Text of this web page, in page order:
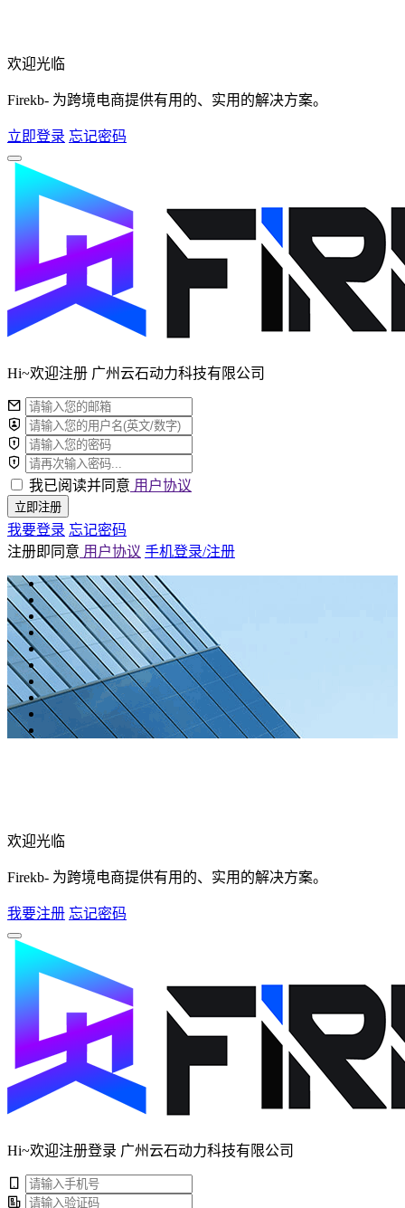
欢迎光临
Firekb- 为跨境电商提供有用的、实用的解决方案。
立即登录 忘记密码
Hi~欢迎注册 广州云石动力科技有限公司
我已阅读并同意 用户协议
立即注册
我要登录 忘记密码
注册即同意 用户协议 手机登录/注册
欢迎光临
Firekb- 为跨境电商提供有用的、实用的解决方案。
我要注册 忘记密码
Hi~欢迎注册登录 广州云石动力科技有限公司